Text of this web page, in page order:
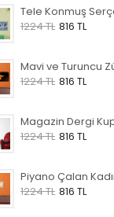
1224 TL 816 TL
1224 TL 816 TL
1224 TL 816 TL
1224 TL 816 TL